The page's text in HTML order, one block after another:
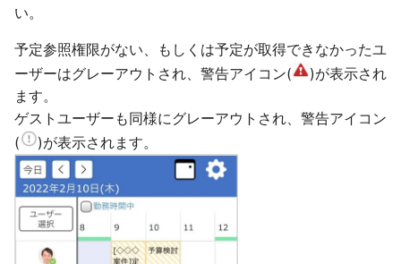
い。
予定参照権限がない、もしくは予定が取得できなかったユ
ーザーはグレーアウトされ、警告アイコン(
)が表示され
ます。
ゲストユーザーも同様にグレーアウトされ、警告アイコン
(
)が表示されます。